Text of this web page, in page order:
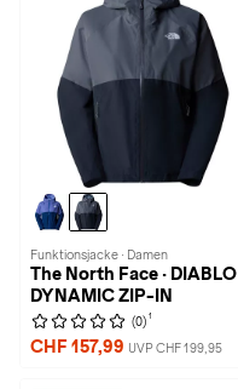
Funktionsjacke · Damen
The North Face · DIABLO
DYNAMIC ZIP-IN
(0) 1
CHF 157,99 UVP CHF 199,95